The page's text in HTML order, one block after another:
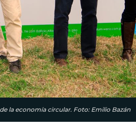
la economía circular. Foto: Emilio Bazán